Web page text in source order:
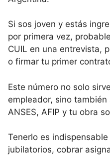
Si sos joven y estás
por primera vez,
CUIL en una entrevista,
o firmar tu primer
Este número no solo
empleador, sino
ANSES, AFIP y tu obra
Tenerlo es
jubilatorios, cobrar